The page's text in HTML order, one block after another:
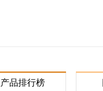
品排行榜